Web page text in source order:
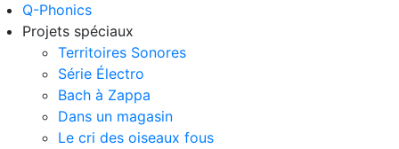
Q-Phonics
Projets spéciaux
Territoires Sonores
Série Électro
Bach à Zappa
Dans un magasin
Le cri des oiseaux fous